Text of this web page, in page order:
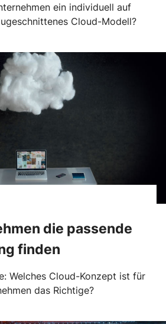
ein individuell auf
Cloud-Modell?
die passende
finden
Welches Cloud-Konzept ist für
das Richtige?